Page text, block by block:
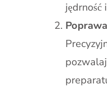
jędrność